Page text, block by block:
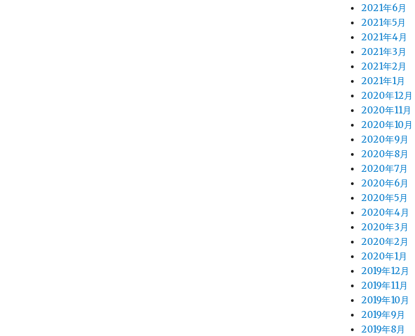
2021年6月
2021年5月
2021年4月
2021年3月
2021年2月
2021年1月
2020年12月
2020年11月
2020年10月
2020年9月
2020年8月
2020年7月
2020年6月
2020年5月
2020年4月
2020年3月
2020年2月
2020年1月
2019年12月
2019年11月
2019年10月
2019年9月
2019年8月